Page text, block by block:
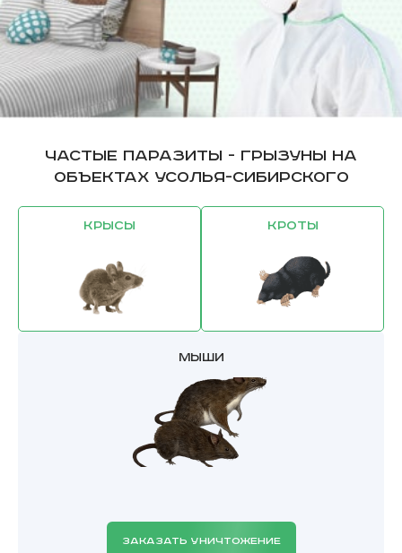
Частые паразиты - грызуны на
объектах Усолья-Сибирского
Крысы Кроты
Мыши
ЗАКАЗАТЬ УНИЧТОЖЕНИЕ